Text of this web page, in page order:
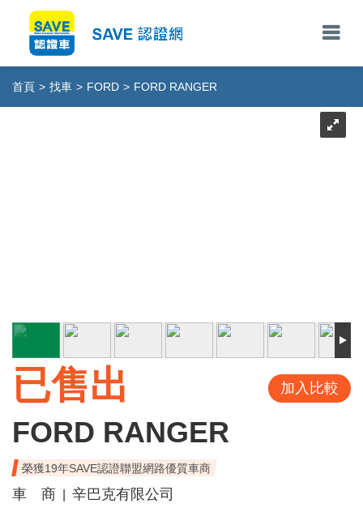
首頁 > 找車 > FORD > FORD RANGER
已售出 加入比較
FORD RANGER
榮獲19年SAVE認證聯盟網路優質車商
車 商
辛巴克有限公司